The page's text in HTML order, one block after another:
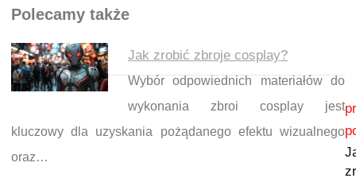
Polecamy także
Jak zrobić zbroje cosplay?
Wybór odpowiednich materiałów do
wykonania zbroi cosplay jest
kluczowy dla uzyskania pożądanego efektu wizualnego
oraz…
Nawigacja wpisu